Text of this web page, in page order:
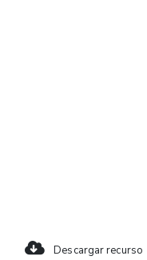
Descargar recurso